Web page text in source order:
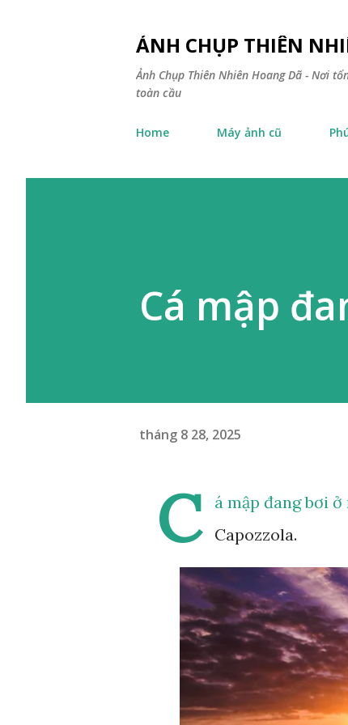
ẢNH CHỤP THIÊN
Ảnh Chụp Thiên Nhiên Hoang Dã - Nơi
toàn cầu
Home Máy ảnh cũ
Cá mập
tháng 8 28, 2025
C
á mập đang bơi
Capozzola.